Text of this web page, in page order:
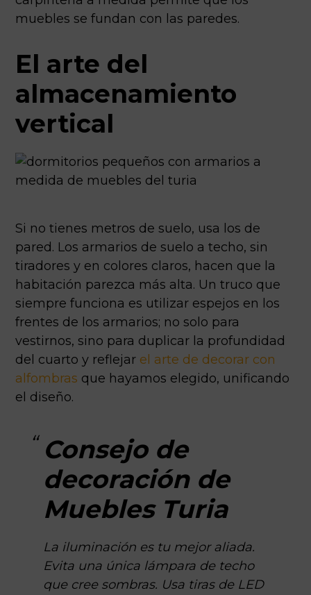
muebles se fundan con las paredes.
El arte del
almacenamiento
vertical
Si no tienes metros de suelo, usa los de
pared. Los armarios de suelo a techo, sin
tiradores y en colores claros, hacen que la
habitación parezca más alta. Un truco que
siempre funciona es utilizar espejos en los
frentes de los armarios; no solo para
vestirnos, sino para duplicar la profundidad
del cuarto y reflejar el arte de decorar con
alfombras que hayamos elegido, unificando
el diseño.
Consejo de
decoración de
Muebles Turia
La iluminación es tu mejor aliada.
Evita una única lámpara de techo
que cree sombras. Usa tiras de LED